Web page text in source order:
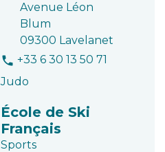
Avenue Léon
Blum
09300 Lavelanet
phone +33 6 30 13 50 71
Judo
École de Ski
Français
Sports